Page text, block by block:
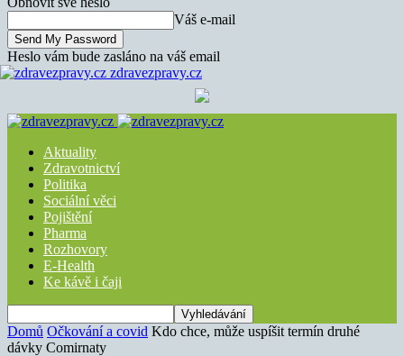
Váš e-mail
Heslo vám bude zasláno na váš email
zdravezpravy.cz
Aktuality
Zdravotnictví
Politika
Sociální věci
Pojištění
Pharma
Rozhovory
E-Health
Ke kávě i čaji
Domů Očkování a covid Kdo chce, může uspíšit termín druhé
dávky Comirnaty